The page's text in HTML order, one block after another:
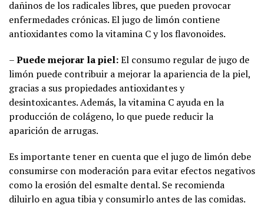
dañinos de los radicales libres, que pueden provocar
enfermedades crónicas. El jugo de limón contiene
antioxidantes como la vitamina C y los flavonoides.
–Puede mejorar la piel:El consumo regular de jugo de
limón puede contribuir a mejorar la apariencia de la piel,
gracias a sus propiedades antioxidantes y
desintoxicantes. Además, la vitamina C ayuda en la
producción de colágeno, lo que puede reducir la
aparición de arrugas.
Es importante tener en cuenta que el jugo de limón debe
consumirse con moderación para evitar efectos negativos
como la erosión del esmalte dental. Se recomienda
diluirlo en agua tibia y consumirlo antes de las comidas.